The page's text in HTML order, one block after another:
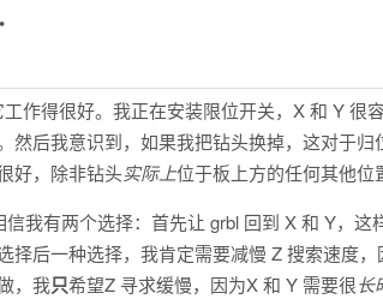
•
作得很好。我正在安装限位开关，X 和 Y 很
然后我意识到，如果我把钻头换掉，这对于
好，除非钻头实际上位于板上方的任何其他位
我有两个选择：首先让 grbl 回到 X 和 Y，这
择后一种选择，我肯定需要减慢 Z 搜索速度
，我只希望Z 寻求缓慢，因为X 和 Y 需要很长